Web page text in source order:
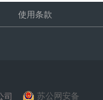
使用条款
司 苏公网安备